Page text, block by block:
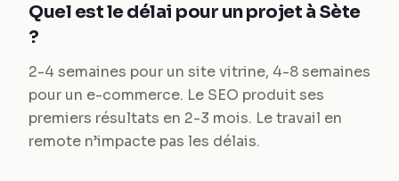
Quel est le délai pour un projet à Sète
?
2-4 semaines pour un site vitrine, 4-8 semaines
pour un e-commerce. Le SEO produit ses
premiers résultats en 2-3 mois. Le travail en
remote n’impacte pas les délais.